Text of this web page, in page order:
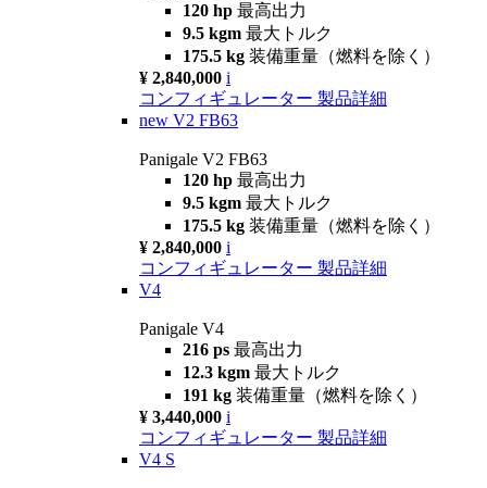
120 hp 最高出力
9.5 kgm 最大トルク
175.5 kg 装備重量（燃料を除く）
¥ 2,840,000 i
コンフィギュレーター 製品詳細
new V2 FB63
Panigale V2 FB63
120 hp 最高出力
9.5 kgm 最大トルク
175.5 kg 装備重量（燃料を除く）
¥ 2,840,000 i
コンフィギュレーター 製品詳細
V4
Panigale V4
216 ps 最高出力
12.3 kgm 最大トルク
191 kg 装備重量（燃料を除く）
¥ 3,440,000 i
コンフィギュレーター 製品詳細
V4 S